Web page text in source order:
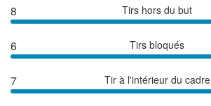
8 Tirs hors du but
6 Tirs bloqués
7 Tir à l'intérieur du cadre